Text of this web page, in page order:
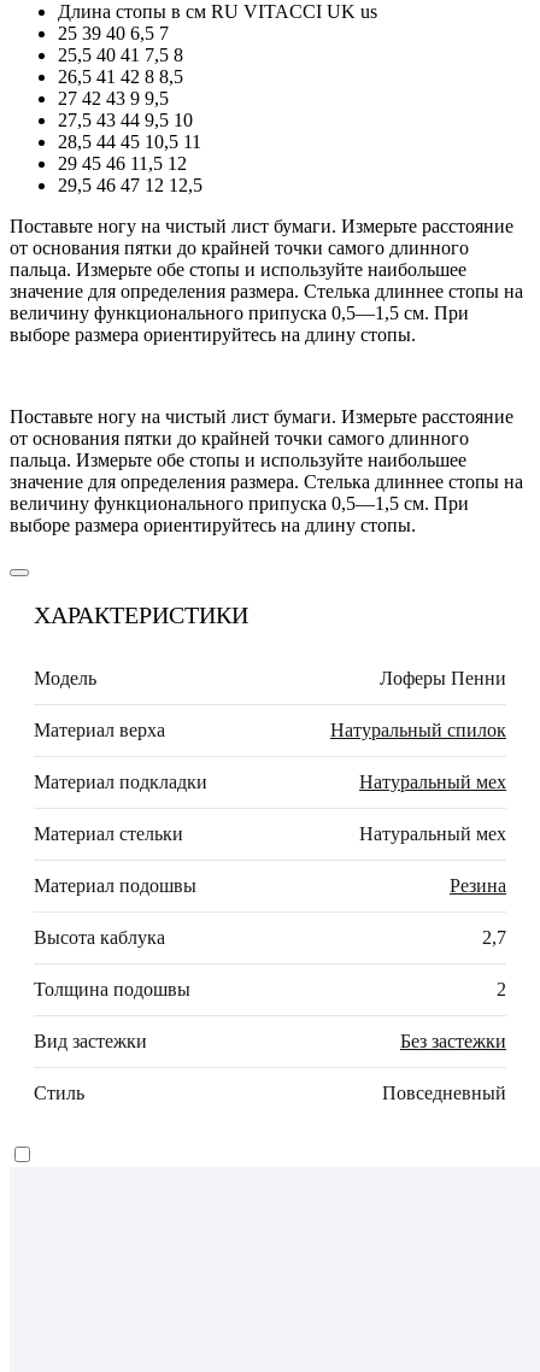
Длина стопы в см RU VITACCI UK us
25 39 40 6,5 7
25,5 40 41 7,5 8
26,5 41 42 8 8,5
27 42 43 9 9,5
27,5 43 44 9,5 10
28,5 44 45 10,5 11
29 45 46 11,5 12
29,5 46 47 12 12,5
Поставьте ногу на чистый лист бумаги. Измерьте расстояние
от основания пятки до крайней точки самого длинного
пальца. Измерьте обе стопы и используйте наибольшее
значение для определения размера. Стелька длиннее стопы на
величину функционального припуска 0,5—1,5 см. При
выборе размера ориентируйтесь на длину стопы.
Поставьте ногу на чистый лист бумаги. Измерьте расстояние
от основания пятки до крайней точки самого длинного
пальца. Измерьте обе стопы и используйте наибольшее
значение для определения размера. Стелька длиннее стопы на
величину функционального припуска 0,5—1,5 см. При
выборе размера ориентируйтесь на длину стопы.
ХАРАКТЕРИСТИКИ
Модель Лоферы Пенни
Материал верха Натуральный спилок
Материал подкладки Натуральный мех
Материал стельки Натуральный мех
Материал подошвы Резина
Высота каблука 2,7
Толщина подошвы 2
Вид застежки Без застежки
Стиль Повседневный